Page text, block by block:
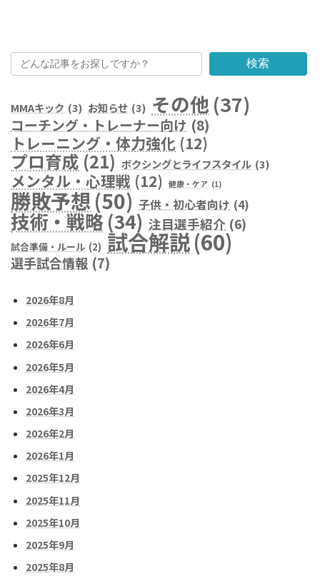
検索
MMAキック (3) お知らせ (3) その他 (37)
コーチング・トレーナー向け (8)
トレーニング・体力強化 (12)
プロ育成 (21) ボクシングとライフスタイル (3)
メンタル・心理戦 (12) 健康・ケア (1)
勝敗予想(50) 子供・初心者向け (4)
技術・戦略(34) 注目選手紹介 (6)
試合準備・ルール (2) 試合解説(60)
選手試合情報 (7)
2026年8月
2026年7月
2026年6月
2026年5月
2026年4月
2026年3月
2026年2月
2026年1月
2025年12月
2025年11月
2025年10月
2025年9月
2025年8月